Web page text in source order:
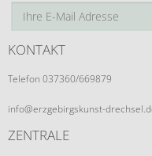
KONTAKT
Telefon 037360/669879
info@erzgebirgskunst-
ZENTRALE